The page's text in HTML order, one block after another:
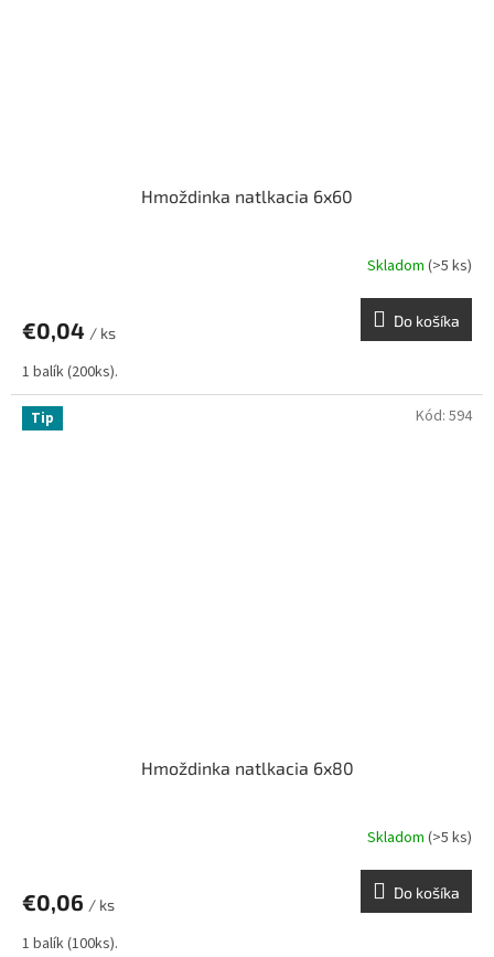
Hmoždinka natlkacia 6x60
Skladom (>5 ks)
€0,04 / ks
Do košíka
1 balík (200ks).
Tip
Hmoždinka natlkacia 6x80
Skladom (>5 ks)
€0,06 / ks
Do košíka
1 balík (100ks).
Kód: 594